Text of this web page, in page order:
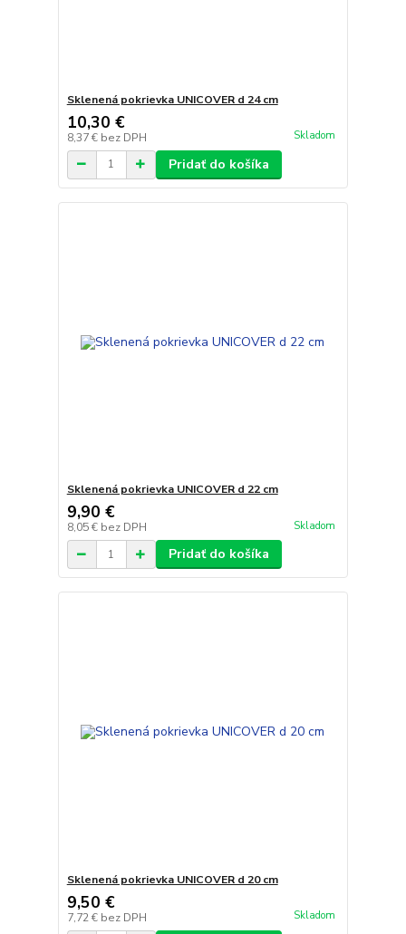
Sklenená pokrievka UNICOVER d 24 cm
10,30 €
8,37 € bez DPH Skladom
Pridať do košíka
Sklenená pokrievka UNICOVER d 22 cm
9,90 €
8,05 € bez DPH Skladom
Pridať do košíka
Sklenená pokrievka UNICOVER d 20 cm
9,50 €
7,72 € bez DPH Skladom